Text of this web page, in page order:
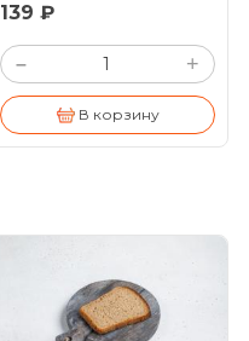
139 ₽
– +
В корзину